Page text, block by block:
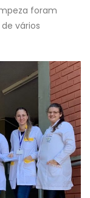
foram
vários